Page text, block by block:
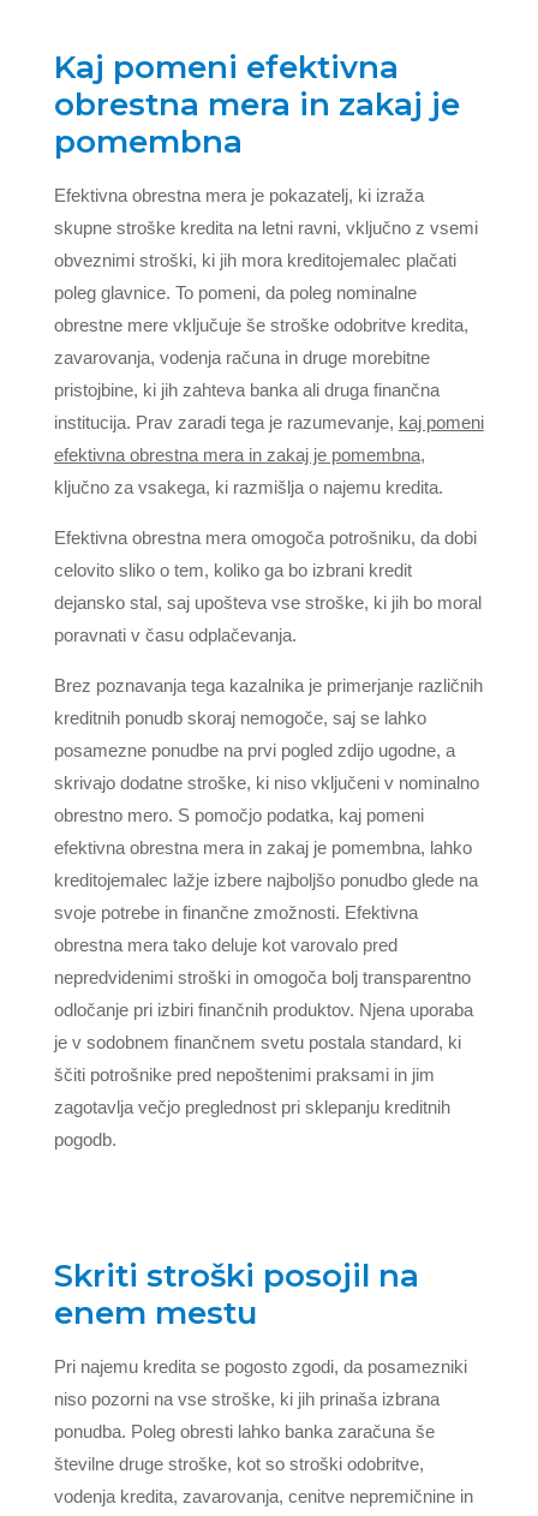
Kaj pomeni efektivna
obrestna mera in zakaj je
pomembna
Efektivna obrestna mera je pokazatelj, ki izraža
skupne stroške kredita na letni ravni, vključno z vsemi
obveznimi stroški, ki jih mora kreditojemalec plačati
poleg glavnice. To pomeni, da poleg nominalne
obrestne mere vključuje še stroške odobritve kredita,
zavarovanja, vodenja računa in druge morebitne
pristojbine, ki jih zahteva banka ali druga finančna
institucija. Prav zaradi tega je razumevanje, kaj pomeni
efektivna obrestna mera in zakaj je pomembna,
ključno za vsakega, ki razmišlja o najemu kredita.
Efektivna obrestna mera omogoča potrošniku, da dobi
celovito sliko o tem, koliko ga bo izbrani kredit
dejansko stal, saj upošteva vse stroške, ki jih bo moral
poravnati v času odplačevanja.
Brez poznavanja tega kazalnika je primerjanje različnih
kreditnih ponudb skoraj nemogoče, saj se lahko
posamezne ponudbe na prvi pogled zdijo ugodne, a
skrivajo dodatne stroške, ki niso vključeni v nominalno
obrestno mero. S pomočjo podatka, kaj pomeni
efektivna obrestna mera in zakaj je pomembna, lahko
kreditojemalec lažje izbere najboljšo ponudbo glede na
svoje potrebe in finančne zmožnosti. Efektivna
obrestna mera tako deluje kot varovalo pred
nepredvidenimi stroški in omogoča bolj transparentno
odločanje pri izbiri finančnih produktov. Njena uporaba
je v sodobnem finančnem svetu postala standard, ki
ščiti potrošnike pred nepoštenimi praksami in jim
zagotavlja večjo preglednost pri sklepanju kreditnih
pogodb.
Skriti stroški posojil na
enem mestu
Pri najemu kredita se pogosto zgodi, da posamezniki
niso pozorni na vse stroške, ki jih prinaša izbrana
ponudba. Poleg obresti lahko banka zaračuna še
številne druge stroške, kot so stroški odobritve,
vodenja kredita, zavarovanja, cenitve nepremičnine in